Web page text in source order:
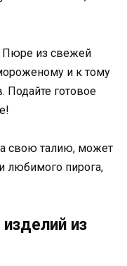
Пюре из свежей
и к тому
Подайте готовое
свою талию, может
любимого пирога,
из